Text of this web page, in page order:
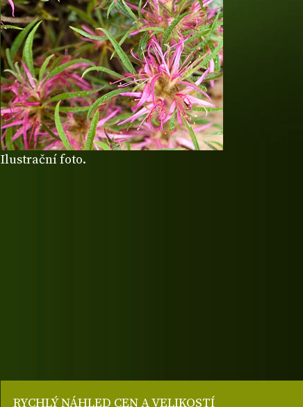
Ilustrační foto.
RYCHLÝ NÁHLED CEN A VELIKOSTÍ